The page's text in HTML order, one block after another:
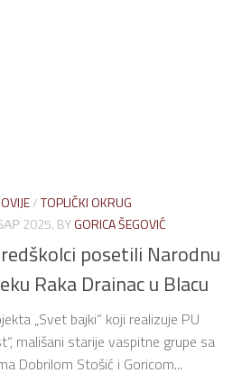
/TOPLIČKI OKRUG
2025. BYGORICA ŠEGOVIĆ
posetili Narodnu
Raka Drainac u Blacu
„Svet bajki“ koji realizuje PU
mališani starije vaspitne grupe sa
Dobrilom Stošić i Goricom...